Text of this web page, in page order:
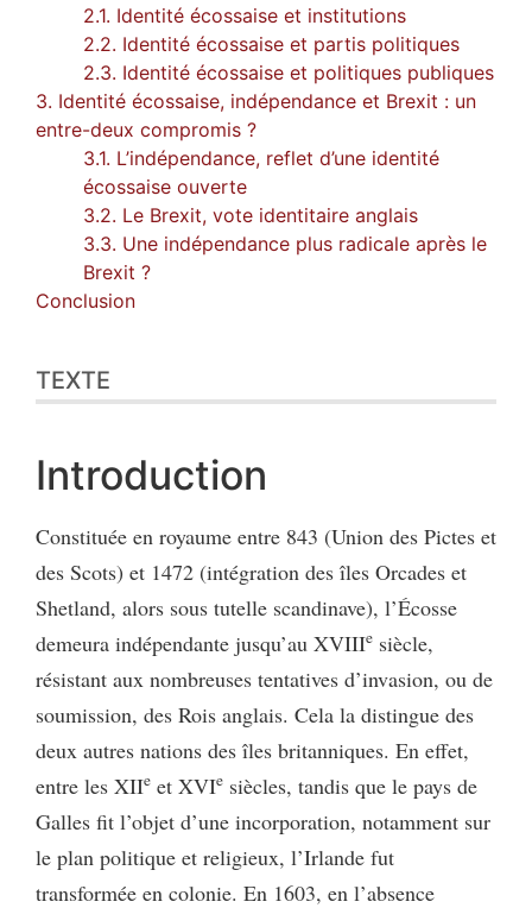
2.1. Identité écossaise et institutions
2.2. Identité écossaise et partis politiques
2.3. Identité écossaise et politiques publiques
3. Identité écossaise, indépendance et Brexit : un
entre-deux compromis ?
3.1. L’indépendance, reflet d’une identité
écossaise ouverte
3.2. Le Brexit, vote identitaire anglais
3.3. Une indépendance plus radicale après le
Brexit ?
Conclusion
TEXTE
Introduction
Constituée en royaume entre 843 (Union des Pictes et
des Scots) et 1472 (intégration des îles Orcades et
Shetland, alors sous tutelle scandinave), l’Écosse
demeura indépendante jusqu’au XVIIIe siècle,
résistant aux nombreuses tentatives d’invasion, ou de
soumission, des Rois anglais. Cela la distingue des
deux autres nations des îles britanniques. En effet,
entre les XIIe et XVIe siècles, tandis que le pays de
Galles fit l’objet d’une incorporation, notamment sur
le plan politique et religieux, l’Irlande fut
transformée en colonie. En 1603, en l’absence